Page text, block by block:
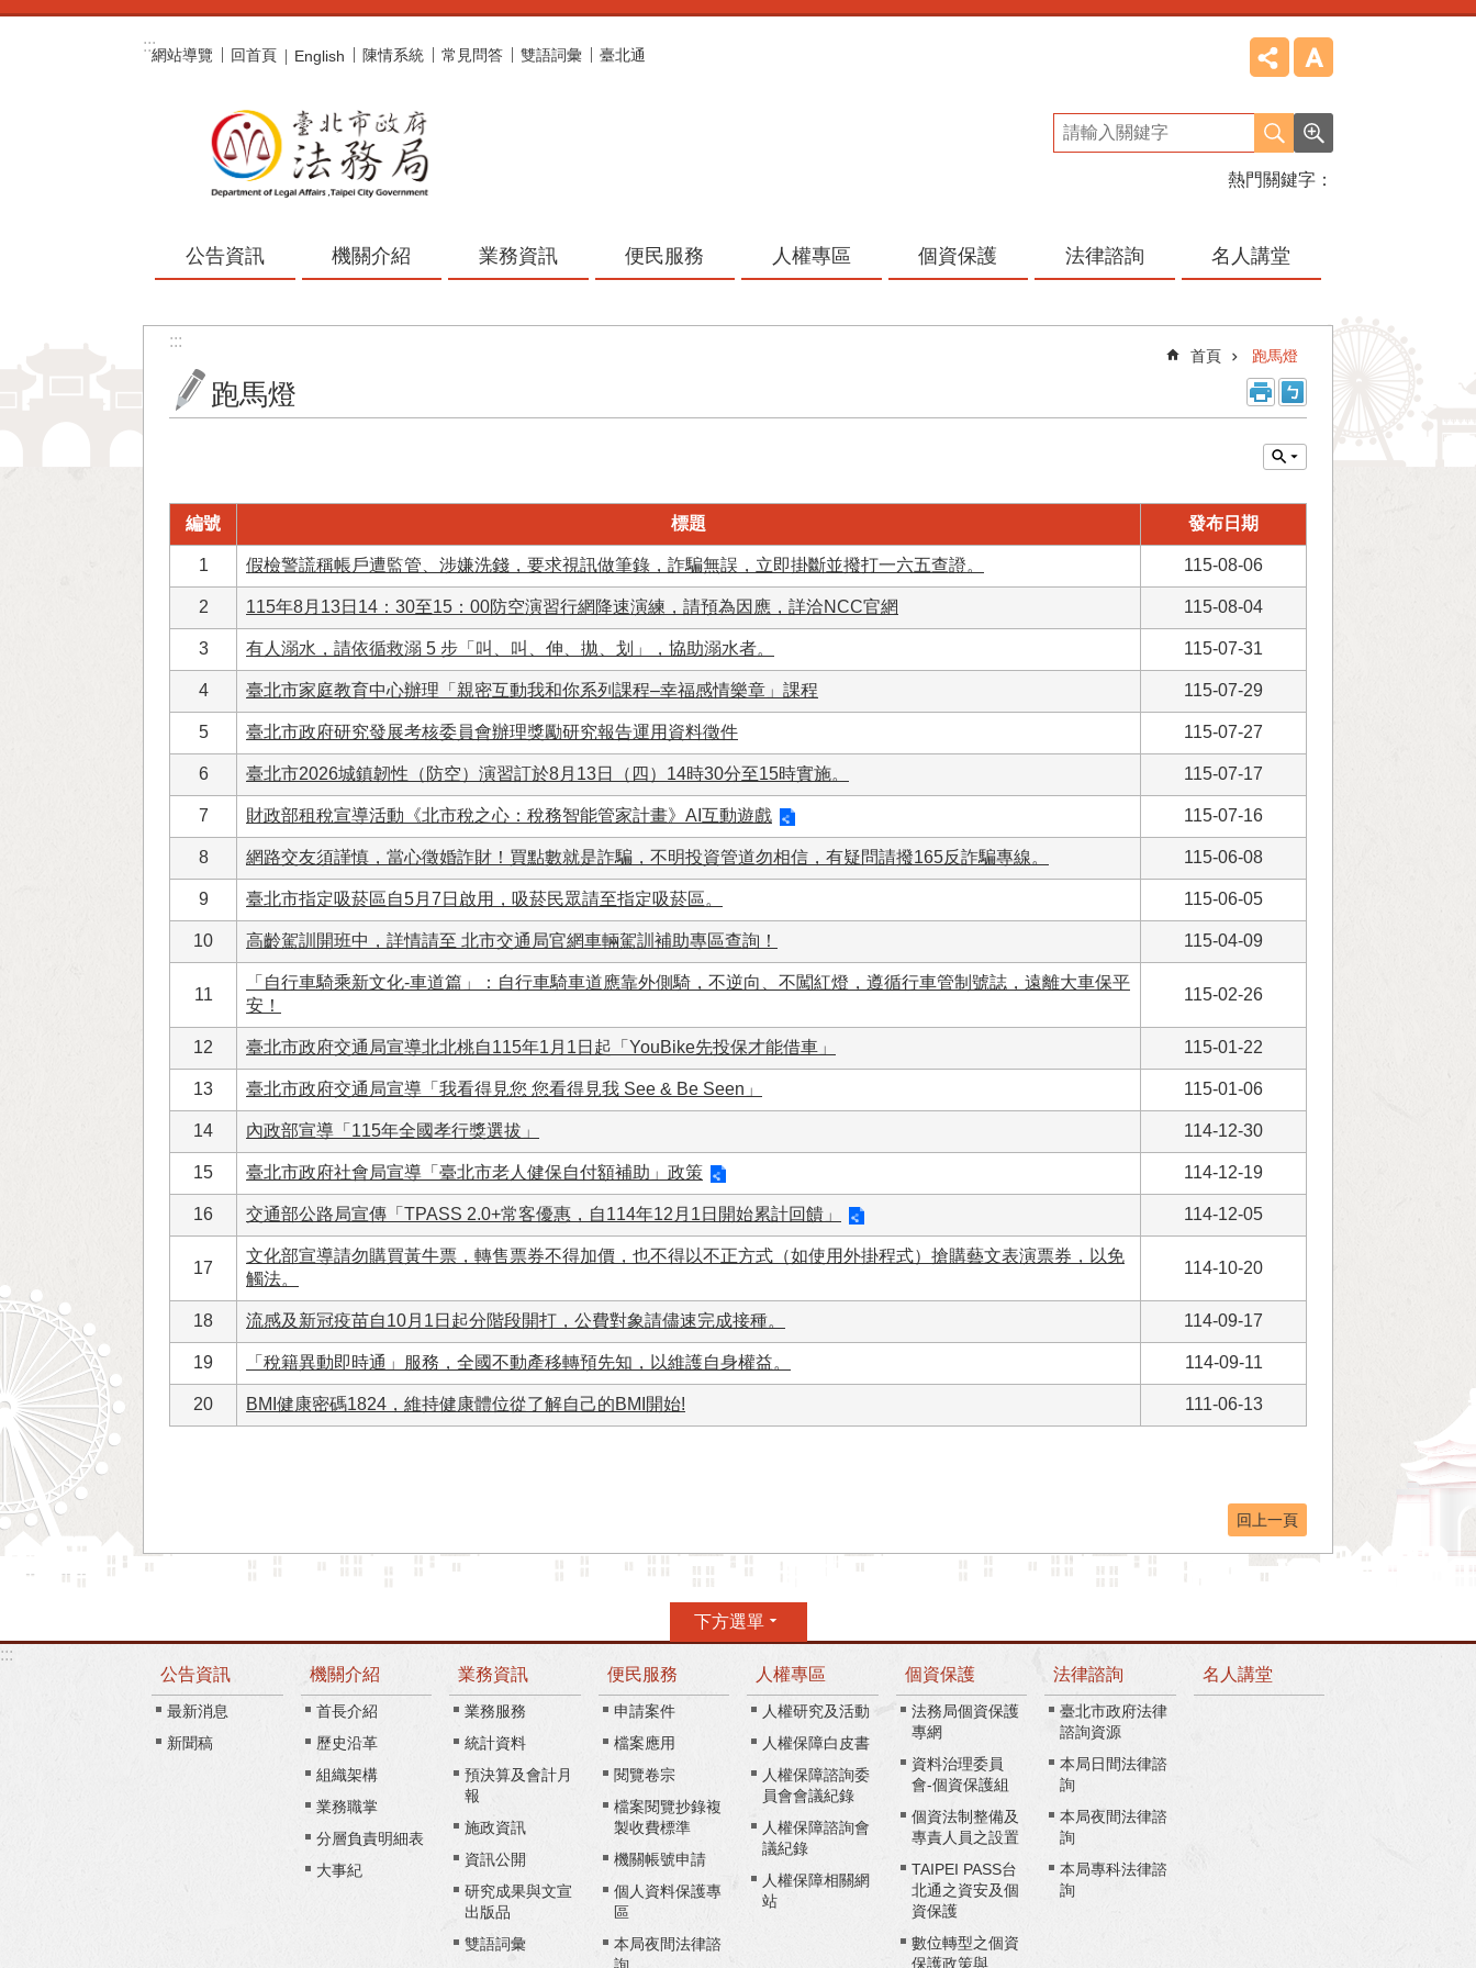
跳到主要內容區塊
:::網站導覽 回首頁 English 陳情系統 常見問答 雙語詞彙 臺北通
熱門關鍵字
公告資訊 機關介紹 業務資訊 便民服務 人權專區 個資保護 法律諮詢 名人講堂
:::
首頁 跑馬燈
跑馬燈
編號 標題 發布日期
1 假檢警謊稱帳戶遭監管、涉嫌洗錢，要求視訊做筆錄，詐騙無誤，立即掛斷並撥打一六五查證。 115-08-06
2 115年8月13日14：30至15：00防空演習行網降速演練，請預為因應，詳洽NCC官網 115-08-04
3 有人溺水，請依循救溺 5 步「叫、叫、伸、拋、划」，協助溺水者。 115-07-31
4 臺北市家庭教育中心辦理「親密互動我和你系列課程–幸福感情樂章」課程 115-07-29
5 臺北市政府研究發展考核委員會辦理獎勵研究報告運用資料徵件 115-07-27
6 臺北市2026城鎮韌性（防空）演習訂於8月13日（四）14時30分至15時實施。 115-07-17
7 財政部租稅宣導活動《北市稅之心：稅務智能管家計畫》AI互動遊戲 115-07-16
8 網路交友須謹慎，當心徵婚詐財！買點數就是詐騙，不明投資管道勿相信，有疑問請撥165反詐騙專線。 115-06-08
9 臺北市指定吸菸區自5月7日啟用，吸菸民眾請至指定吸菸區。 115-06-05
10 高齡駕訓開班中，詳情請至 北市交通局官網車輛駕訓補助專區查詢！ 115-04-09
11
「自行車騎乘新文化-車道篇」：自行車騎車道應靠外側騎，不逆向、不闖紅燈，遵循行車管制號誌，遠離大車保平
安！
115-02-26
12 臺北市政府交通局宣導北北桃自115年1月1日起「YouBike先投保才能借車」 115-01-22
13 臺北市政府交通局宣導「我看得見您 您看得見我 See & Be Seen」 115-01-06
14 內政部宣導「115年全國孝行獎選拔」 114-12-30
15 臺北市政府社會局宣導「臺北市老人健保自付額補助」政策 114-12-19
16 交通部公路局宣傳「TPASS 2.0+常客優惠，自114年12月1日開始累計回饋」 114-12-05
17
文化部宣導請勿購買黃牛票，轉售票券不得加價，也不得以不正方式（如使用外掛程式）搶購藝文表演票券，以免
觸法。
114-10-20
18 流感及新冠疫苗自10月1日起分階段開打，公費對象請儘速完成接種。 114-09-17
19 「稅籍異動即時通」服務，全國不動產移轉預先知，以維護自身權益。 114-09-11
20 BMI健康密碼1824，維持健康體位從了解自己的BMI開始! 111-06-13
回上一頁
下方選單
:::
公告資訊
最新消息
新聞稿
機關介紹
首長介紹
歷史沿革
組織架構
業務職掌
分層負責明細表
大事紀
業務資訊
業務服務
統計資料
預決算及會計月
報
施政資訊
資訊公開
研究成果與文宣
出版品
雙語詞彙
便民服務
申請案件
檔案應用
閱覽卷宗
檔案閱覽抄錄複
製收費標準
機關帳號申請
個人資料保護專
區
本局夜間法律諮
人權專區
人權研究及活動
人權保障白皮書
人權保障諮詢委
員會會議紀錄
人權保障諮詢會
議紀錄
人權保障相關網
站
個資保護
法務局個資保護
專網
資料治理委員
會-個資保護組
個資法制整備及
專責人員之設置
TAIPEI PASS台
北通之資安及個
資保護
數位轉型之個資
保護政策與
法律諮詢
臺北市政府法律
諮詢資源
本局日間法律諮
詢
本局夜間法律諮
詢
本局專科法律諮
詢
名人講堂